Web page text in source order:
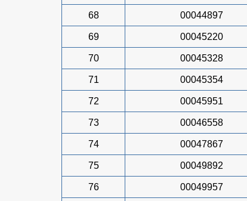
68 00044897
69 00045220
70 00045328
71 00045354
72 00045951
73 00046558
74 00047867
75 00049892
76 00049957